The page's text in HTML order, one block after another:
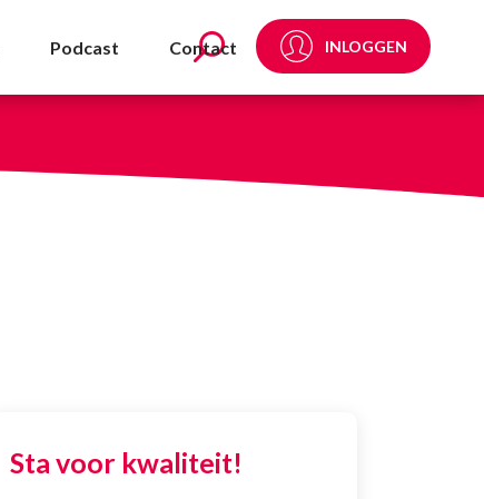
Podcast Contact INLOGGEN
Sta voor kwaliteit!